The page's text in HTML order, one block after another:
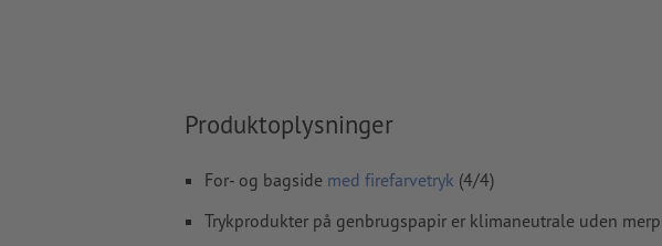
farver eller farveforløb hen over bukkelinjer.
mindst 4 mm fra det endelige formats kant
Produktoplysninger
For- og bagside med firefarvetryk (4/4)
Trykprodukter på genbrugspapir er klimaneutrale uden